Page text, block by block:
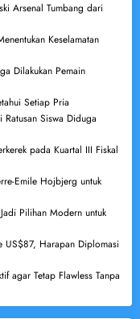
Arsenal Tumbang dari
Keselamatan
Dilakukan Pemain
Setiap Pria
Siswa Diduga
pada Kuartal III Fiskal
Emile Hojbjerg untuk
Pilihan Modern untuk
US$87, Harapan Diplomasi
agar Tetap Flawless Tanpa